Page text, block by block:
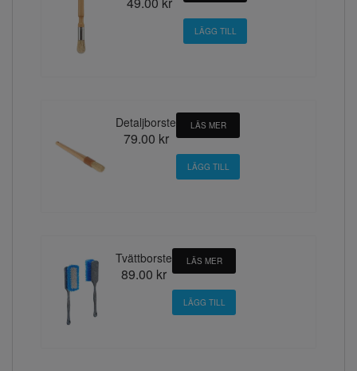
Detaljborste
79.00 kr
LÄS MER
Tvättborste
89.00 kr
LÄS MER